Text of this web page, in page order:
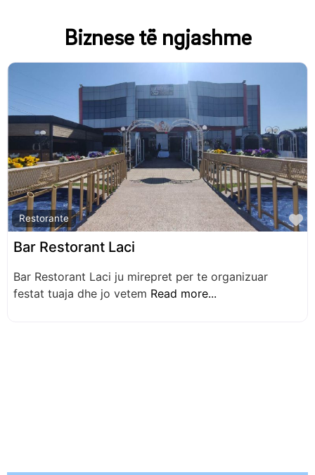
Biznese të ngjashme
Restorante
Bar Restorant Laci
Bar Restorant Laci ju mirepret per te organizuar
festat tuaja dhe jo vetem Read more...